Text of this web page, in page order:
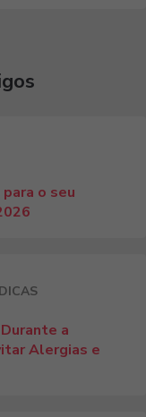
o seu
DICAS
a
Alergias e